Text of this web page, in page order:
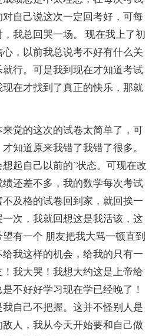
自己说这次一定回考好，可每
我总回哭一场。 现在我上了初
，以前我总说考不好有什么关
行。可是我到现在才知道考试
在才找到了真正的快乐，那就
觉的这次的试卷太简单了，可
知道原来我错了我错了很多。
起自己以前的`状态。可现在改
还差不多，我的数学每次考试
及格的试卷回到家，就回挨一
次，我就回想这是我活该，这
有一个 朋友把我大骂一顿直到
我这样的机会，给我的只有一
我大哭！我想大约这是上帝给
不好好学习现在学已经晚了！
我自己不把握。这并不怪别人是
人，我从今天开始要和自己做